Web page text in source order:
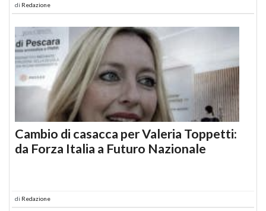
di Redazione
Cambio di casacca per Valeria Toppetti:
da Forza Italia a Futuro Nazionale
di Redazione